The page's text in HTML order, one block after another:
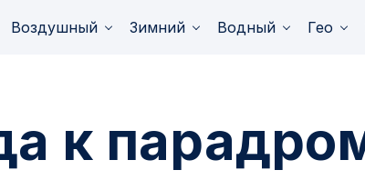
Воздушный Зимний Водный Гео
к